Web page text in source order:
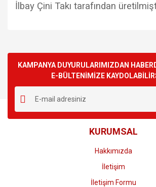
İlbay Çini Takı tarafından
Yorum Yaz
kullanarak tarafımıza iletebilirsiniz.
Görüş ve önerileriniz için teşekkür ederiz.
Ürün resmi kalitesiz, bozuk veya
Ürün açıklamasında eksik bilgiler bulunuyor.
Ürün bilgilerinde hatalar bulunuyor.
Ürün fiyatı diğer sitelerden daha pahalı.
KAMPANYA DUYURULARIMIZDAN
E-BÜLTENİMİZE
KURUMSAL
Hakkımızda
İletişim
İletişim Formu